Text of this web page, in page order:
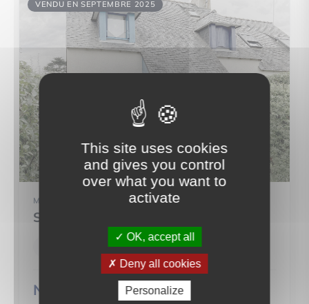
VENDU EN SEPTEMBRE 2025
MAISON
SARZEAU (56370)
2 chambre(s)
Nous consulter
This site uses cookies
and gives you control
over what you want to
activate
OK, accept all
Deny all cookies
Personalize